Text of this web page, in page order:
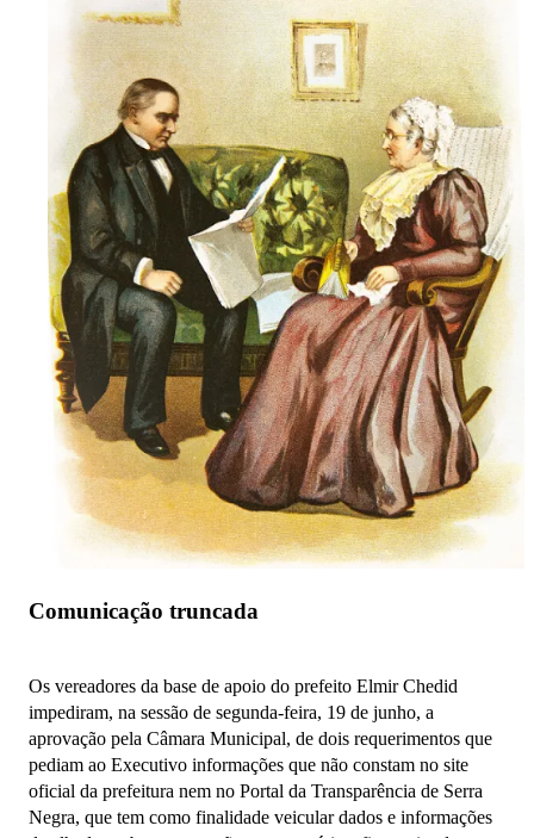
Comunicação truncada
Os vereadores da base de apoio do prefeito Elmir Chedid
impediram, na sessão de segunda-feira, 19 de junho, a
aprovação pela Câmara Municipal, de dois requerimentos que
pediam ao Executivo informações que não constam no site
oficial da prefeitura nem no Portal da Transparência de Serra
Negra, que tem como finalidade veicular dados e informações